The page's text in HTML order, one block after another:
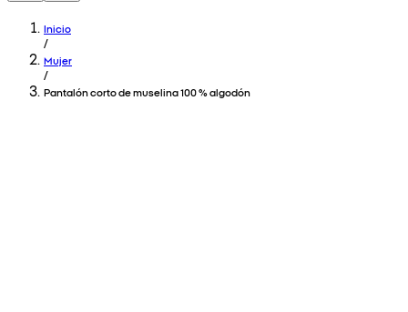
Inicio
/
Mujer
/
Pantalón corto de muselina 100 % algodón